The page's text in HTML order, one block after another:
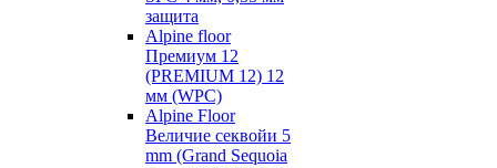
защита
Alpine floor
Премиум 12
(PREMIUM 12) 12
мм (WPC)
Alpine Floor
Величие секвойи 5
mm (Grand Sequoia